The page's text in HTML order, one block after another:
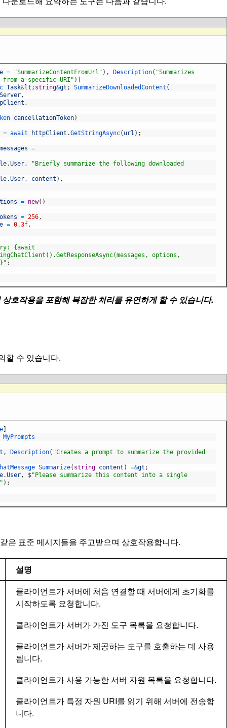
= "SummarizeContentFromUrl" ) , Description( "Summarizes
from a specific URI" )
Task&lt ; string&gt ; SummarizeDownloadedContent (
,
,
cancellationToken)
= await httpClient .GetStringAsync( url ) ;
messages =
.User, "Briefly summarize the following downloaded
.User, content ) ,
= new( )
= 256,
= 0.3f,
{await
options,
;
호작용을 포함해 복잡한 처리를 유연하게 할 수 있습니다.
할 수 있습니다.
MyPrompts
, Description( "Creates a prompt to summarize the provided
Summarize( string content ) =&gt ;
.User, $"Please summarize this content into a single
) ;
은 표준 메시지들을 주고받으며 상호작용합니다.
설명
클라이언트가 서버에 처음 연결할 때 서버에게 초기화를
시작하도록 요청합니다.
클라이언트가 서버가 가진 도구 목록을 요청합니다.
클라이언트가 서버가 제공하는 도구를 호출하는 데 사용
됩니다.
클라이언트가 사용 가능한 서버 자원 목록을 요청합니다.
클라이언트가 특정 자원 URI를 읽기 위해 서버에 전송합
니다.